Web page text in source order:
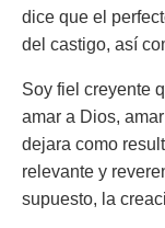
dice que el
del castigo, así
Soy fiel creyente
amar a Dios,
dejara como
relevante y
supuesto, la